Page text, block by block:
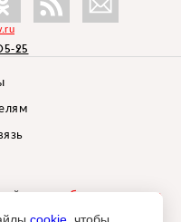
25
проектбрендингового